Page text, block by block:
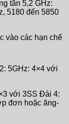
tần 5,2 GHz:
5180 đến 5850
vào các hạn chế
5GHz: 4×4 với
với 3SS Đài 4:
đơn hoặc ăng-